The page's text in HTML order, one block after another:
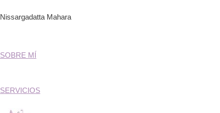
Nissargadatta Mahara
SOBRE MÍ
SERVICIOS